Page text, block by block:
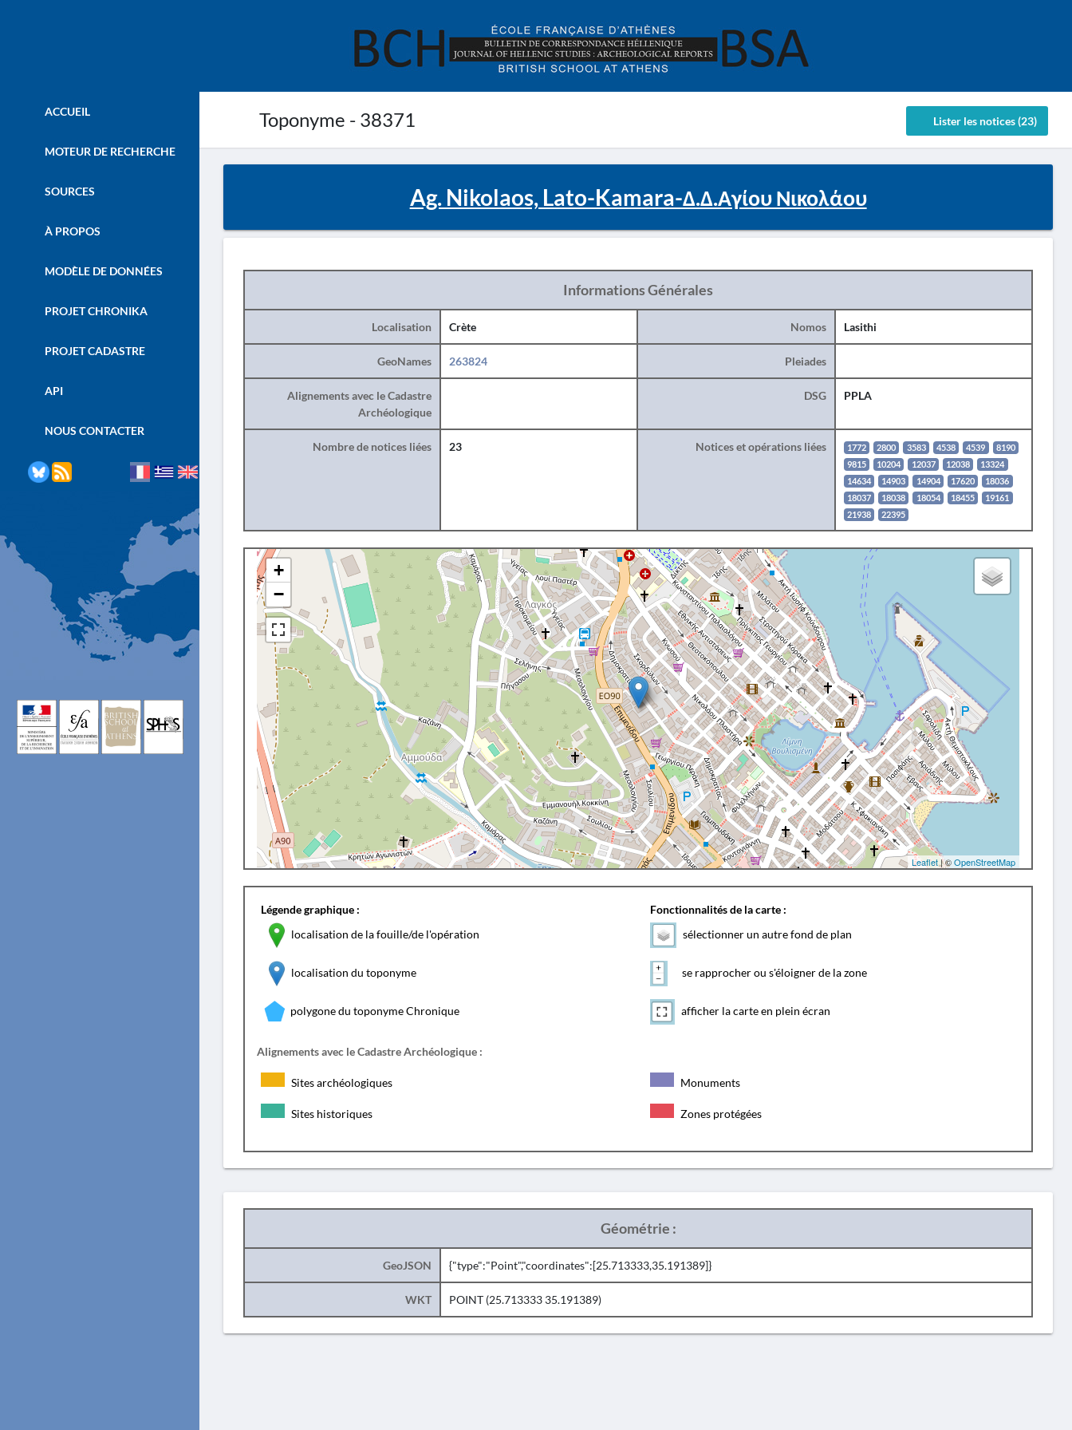
Toponyme - 38371 Lister les notices (23)
ACCUEIL
MOTEUR DE RECHERCHE
SOURCES
À PROPOS
MODÈLE DE DONNÉES
PROJET CHRONIKA
PROJET CADASTRE
API
NOUS CONTACTER
Ag. Nikolaos, Lato-Kamara-Δ.Δ.Αγίου Νικολάου
Informations Générales
Localisation Crète Nomos Lasithi
GeoNames 263824 Pleiades
Alignements avec le Cadastre
Archéologique
DSG PPLA
Nombre de notices liées 23 Notices et opérations liées 1772 2800 3583 4538 4539
8190
9815
10204 12037 12038
13324
14634
14903 14904 17620
18036
18037
18038 18054 18455
19161
21938
22395
+
−
Leaflet| ©OpenStreetMap
Légende graphique :
localisation de la fouille/de l'opération
localisation du toponyme
polygone du toponyme Chronique
Fonctionnalités de la carte :
sélectionner un autre fond de plan
se rapprocher ou s'éloigner de la zone
afficher la carte en plein écran
Alignements avec le Cadastre Archéologique :
Sites archéologiques Monuments
Sites historiques Zones protégées
Géométrie :
GeoJSON {"type":"Point","coordinates":[25.713333,35.191389]}
WKT POINT (25.713333 35.191389)